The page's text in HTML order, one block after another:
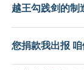
越王勾践剑的制
您捐款我出报